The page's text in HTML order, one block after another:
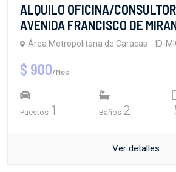
ALQUILO OFICINA/
AVENIDA FRANCISCO DE
Área Metropolitana de Caracas ID-
$ 900/Mes
Puestos 1 Baños 2
Ver detalles